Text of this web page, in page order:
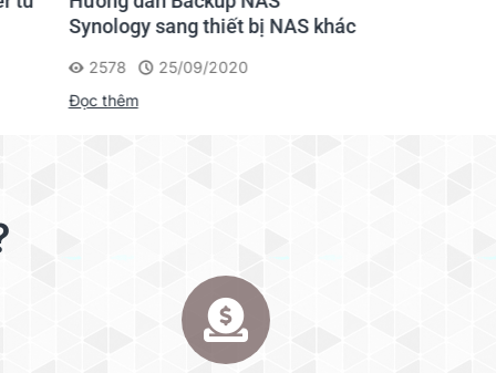
sự tấn công của WannaCry?
1657
17/05/2017
Đọc thêm